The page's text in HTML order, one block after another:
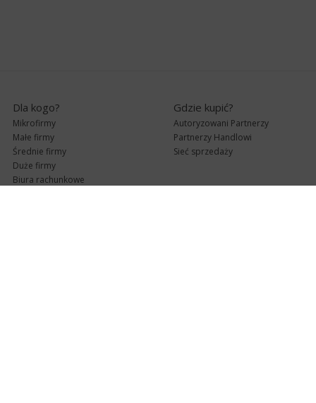
Dla kogo?
Mikrofirmy
Małe firmy
Średnie firmy
Duże firmy
Biura rachunkowe
Gdzie kupić?
Autoryzowani Partnerzy
Partnerzy Handlowi
Sieć sprzedaży